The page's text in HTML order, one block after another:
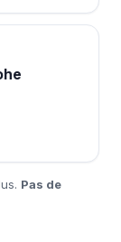
Pas de